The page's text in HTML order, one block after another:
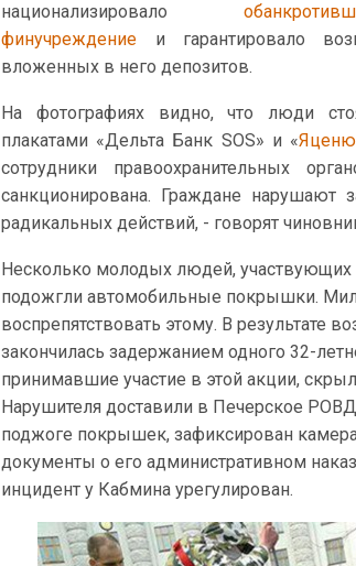
национализировало
финучреждение и гарантировало
вложенных в него депозитов.
На фотографиях видно, что люди
плакатами «Дельта Банк SOS» и «
сотрудники правоохранительных
санкционирована. Граждане нарушают
радикальных действий, - говорят
Несколько молодых людей, участвующих
подожгли автомобильные покрышки.
воспрепятствовать этому. В результате
закончилась задержанием одного 32-
принимавшие участие в этой акции,
Нарушителя доставили в Печерское РОВД,
поджоге покрышек, зафиксирован
документы о его административном
инцидент у Кабмина урегулирован.